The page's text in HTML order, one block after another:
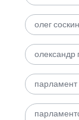
олег соскин
олександр
парламент